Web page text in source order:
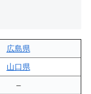
広島県
山口県
–